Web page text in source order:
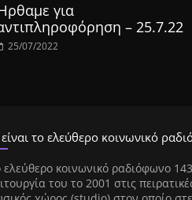
για
– 25.7.22
25/07/2022
είναι το ελεύθερο κοινωνικό
ελεύθερο κοινωνικό ραδιόφωνο
του το 2001 στις